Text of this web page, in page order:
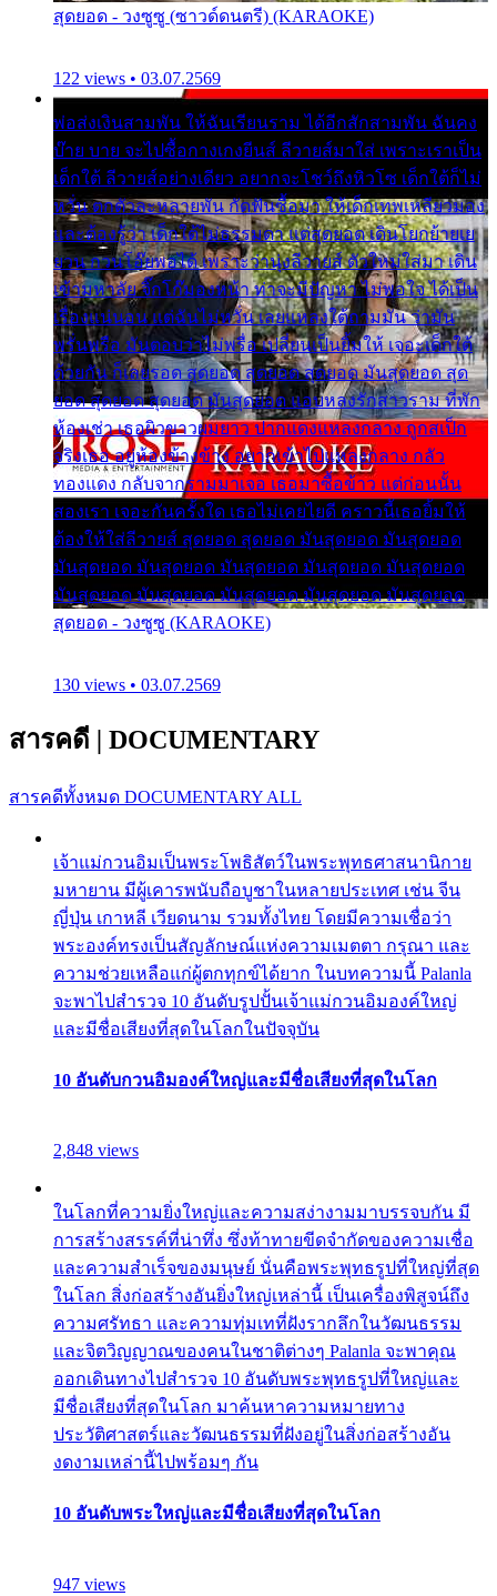
สุดยอด - วงซูซู (ซาวด์ดนตรี) (KARAOKE)
122 views • 03.07.2569
พ่อส่งเงินสามพัน ให้ฉันเรียนราม ได้อีกสักสามพัน ฉันคง
บ๊าย บาย จะไปซื้อกางเกงยีนส์ ลีวายส์มาใส่ เพราะเราเป็น
เด็กใต้ ลีวายส์อย่างเดียว อยากจะโชว์ถึงหิวโซ เด็กใต้ก็ไม่
หวั่น ตกตัวละหลายพัน กัดฟันซื้อมา ให้เด็กเทพเหลียวมอง
และต้องรู้ว่า เด็กใต้ไม่ธรรมดา แต่สุดยอด เดินโยกย้ายเย
ยวน กวนโอ๊ยพอได้ เพราะว่านุ่งลีวายส์ ตัวใหม่ใส่มา เดิน
เข้ามหาลัย จิ๊กโก๊มองหน้า ท่าจะมีปัญหา ไม่พอใจ ได้เป็น
เรื่องแน่นอน แต่ฉันไม่หวั่น เลยแหลงใต้ถามมัน ว่ามัน
พรั่นพรือ มันตอบว่าไม่พรื่อ เปลี่ยนเป็นยิ้มให้ เจอะเด็กใต้
ด้วยกัน ก็เลยรอด สุดยอด สุดยอด สุดยอด มันสุดยอด สุด
ยอด สุดยอด สุดยอด มันสุดยอด แอบหลงรักสาวราม ที่พัก
ห้องเช่า เธอผิวขาวผมยาว ปากแดงแหลงกลาง ถูกสเป็ก
จริงเธอ อยู่ห้องข้างข้าง อยากเข้าไปแหลงกลาง กลัว
ทองแดง กลับจากรามมาเจอ เธอมาซื้อข้าว แต่ก่อนนั้น
สองเรา เจอะกันครั้งใด เธอไม่เคยไยดี คราวนี้เธอยิ้มให้
ต้องให้ใส่ลีวายส์ สุดยอด สุดยอด มันสุดยอด มันสุดยอด
มันสุดยอด มันสุดยอด มันสุดยอด มันสุดยอด มันสุดยอด
มันสุดยอด มันสุดยอด มันสุดยอด มันสุดยอด มันสุดยอด
สุดยอด - วงซูซู (KARAOKE)
130 views • 03.07.2569
สารคดี | DOCUMENTARY
สารคดีทั้งหมด DOCUMENTARY ALL
เจ้าแม่กวนอิมเป็นพระโพธิสัตว์ในพระพุทธศาสนานิกาย
มหายาน มีผู้เคารพนับถือบูชาในหลายประเทศ เช่น จีน
ญี่ปุ่น เกาหลี เวียดนาม รวมทั้งไทย โดยมีความเชื่อว่า
พระองค์ทรงเป็นสัญลักษณ์แห่งความเมตตา กรุณา และ
ความช่วยเหลือแก่ผู้ตกทุกข์ได้ยาก ในบทความนี้ Palanla
จะพาไปสำรวจ 10 อันดับรูปปั้นเจ้าแม่กวนอิมองค์ใหญ่
และมีชื่อเสียงที่สุดในโลกในปัจจุบัน
10 อันดับกวนอิมองค์ใหญ่และมีชื่อเสียงที่สุดในโลก
2,848 views
ในโลกที่ความยิ่งใหญ่และความสง่างามมาบรรจบกัน มี
การสร้างสรรค์ที่น่าทึ่ง ซึ่งท้าทายขีดจำกัดของความเชื่อ
และความสำเร็จของมนุษย์ นั่นคือพระพุทธรูปที่ใหญ่ที่สุด
ในโลก สิ่งก่อสร้างอันยิ่งใหญ่เหล่านี้ เป็นเครื่องพิสูจน์ถึง
ความศรัทธา และความทุ่มเทที่ฝังรากลึกในวัฒนธรรม
และจิตวิญญาณของคนในชาติต่างๆ Palanla จะพาคุณ
ออกเดินทางไปสำรวจ 10 อันดับพระพุทธรูปที่ใหญ่และ
มีชื่อเสียงที่สุดในโลก มาค้นหาความหมายทาง
ประวัติศาสตร์และวัฒนธรรมที่ฝังอยู่ในสิ่งก่อสร้างอัน
งดงามเหล่านี้ไปพร้อมๆ กัน
10 อันดับพระใหญ่และมีชื่อเสียงที่สุดในโลก
947 views